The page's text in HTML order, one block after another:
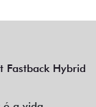
Fastback Hybrid